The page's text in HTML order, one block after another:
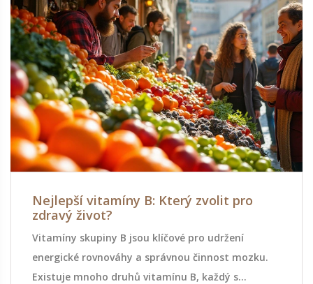
Nejlepší vitamíny B: Který zvolit pro
zdravý život?
Vitamíny skupiny B jsou klíčové pro udržení
energické rovnováhy a správnou činnost mozku.
Existuje mnoho druhů vitamínu B, každý s